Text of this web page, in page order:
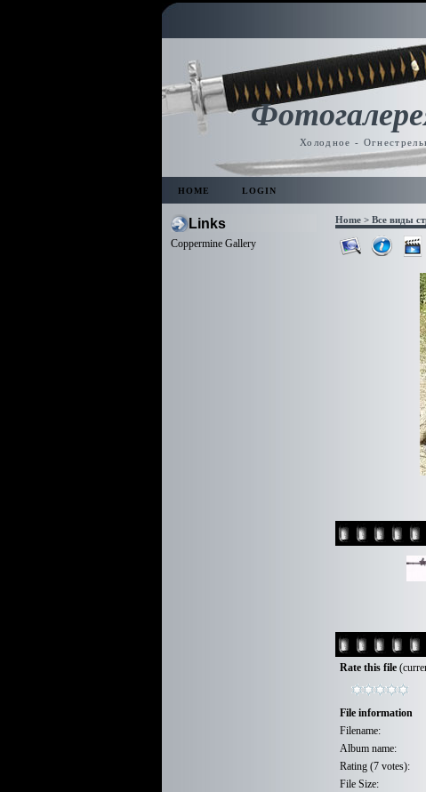
Холодное -
HOME LOGIN
Links
Coppermine Gallery
Home > Все виды
Rate this file
File information
Filename:
Album name:
Rating (7 votes):
File Size: